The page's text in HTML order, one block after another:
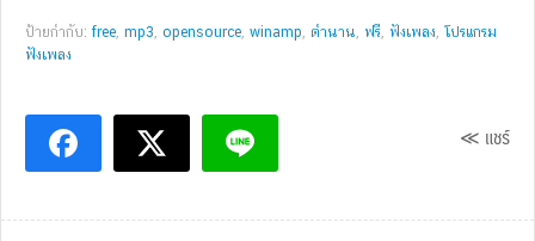
ป้ายกำกับ:free, mp3, opensource, winamp, ตำนาน, ฟรี, ฟังเพลง, โปรแกรม
ฟังเพลง
≪ แชร์